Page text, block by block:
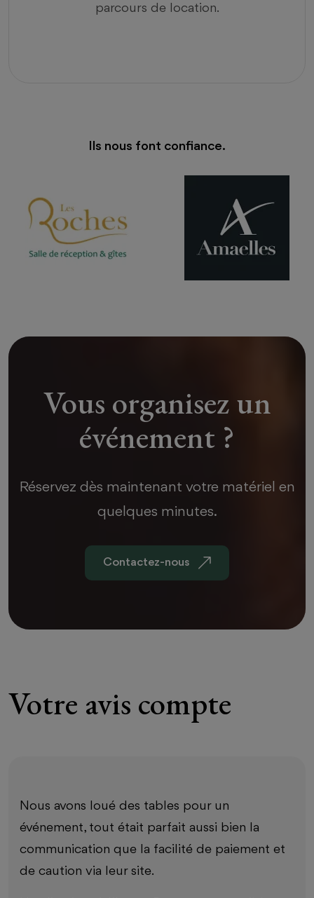
parcours de location.
Ils nous font confiance.
Vous organisez un
événement ?
Réservez dès maintenant votre matériel en
quelques minutes.
Contactez-nous
Votre avis compte
Nous avons loué notre matériel de mariage
chez Beloc et nous en sommes ravis! Le
matériel était de grande qualité, et Luca a été
d’une gentillesse remarquable, toujours